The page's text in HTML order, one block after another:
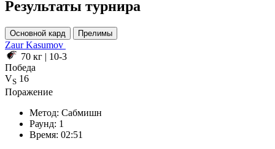
Результаты турнира
Основной кард Прелимы
Zaur Kasumov
70 кг | 10-3
Победа
VS 16
Поражение
Метод: Сабмишн
Раунд: 1
Время: 02:51